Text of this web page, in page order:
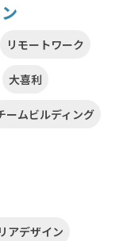
リモートワーク
大喜利
ームビルディング
アデザイン